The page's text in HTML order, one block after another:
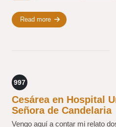
Read more
997
Cesárea en Hospital
Señora de Candelaria
Vengo aquí a contar mi relato